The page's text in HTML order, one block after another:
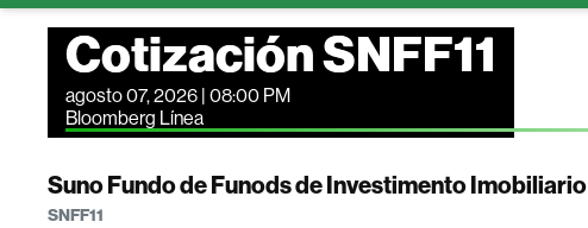
Cotización SNFF11
agosto 07, 2026 | 08:00 PM
Bloomberg Línea
Suno Fundo de Funods de Investimento Imobiliario
SNFF11